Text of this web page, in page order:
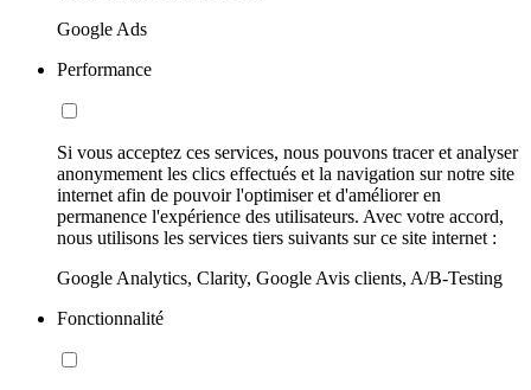
Google Ads
Performance
Si vous acceptez ces services, nous pouvons tracer et analyser
anonymement les clics effectués et la navigation sur notre site
internet afin de pouvoir l'optimiser et d'améliorer en
permanence l'expérience des utilisateurs. Avec votre accord,
nous utilisons les services tiers suivants sur ce site internet :
Google Analytics, Clarity, Google Avis clients, A/B-Testing
Fonctionnalité